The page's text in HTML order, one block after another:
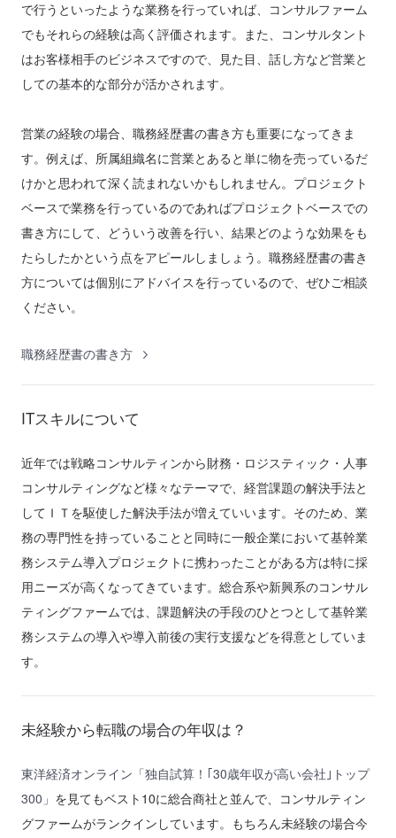
で行うといったような業務を行っていれば、コンサルファーム
でもそれらの経験は高く評価されます。また、コンサルタント
はお客様相手のビジネスですので、見た目、話し方など営業と
しての基本的な部分が活かされます。
営業の経験の場合、職務経歴書の書き方も重要になってきま
す。例えば、所属組織名に営業とあると単に物を売っているだ
けかと思われて深く読まれないかもしれません。プロジェクト
ベースで業務を行っているのであればプロジェクトベースでの
書き方にして、どういう改善を行い、結果どのような効果をも
たらしたかという点をアピールしましょう。職務経歴書の書き
方については個別にアドバイスを行っているので、ぜひご相談
ください。
職務経歴書の書き方
ITスキルについて
近年では戦略コンサルティンから財務・ロジスティック・人事
コンサルティングなど様々なテーマで、経営課題の解決手法と
してＩＴを駆使した解決手法が増えていいます。そのため、業
務の専門性を持っていることと同時に一般企業において基幹業
務システム導入プロジェクトに携わったことがある方は特に採
用ニーズが高くなってきています。総合系や新興系のコンサル
ティングファームでは、課題解決の手段のひとつとして基幹業
務システムの導入や導入前後の実行支援などを得意としていま
す。
未経験から転職の場合の年収は？
東洋経済オンライン「独自試算！｢30歳年収が高い会社｣トップ
300」 を見てもベスト10に総合商社と並んで、コンサルティン
グファームがランクインしています。もちろん未経験の場合今